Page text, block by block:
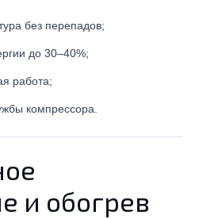
без перепадов;
до 30–40%;
работа;
компрессора.
и обогрев